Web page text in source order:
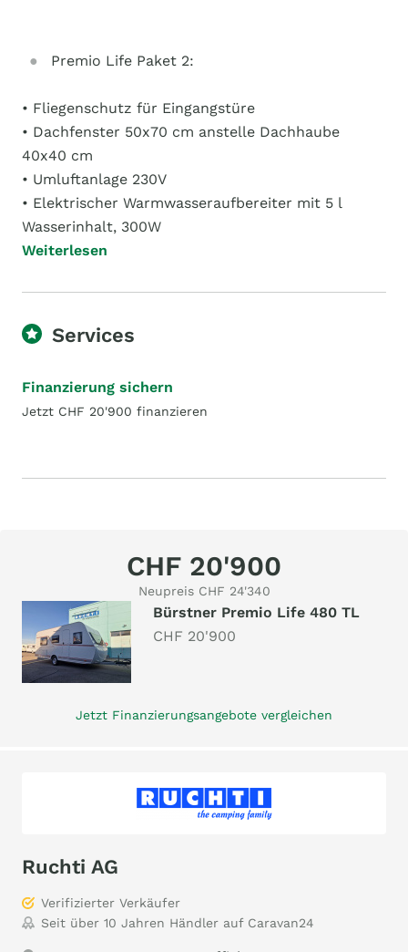
Premio Life Paket 2:
• Fliegenschutz für Eingangstüre
• Dachfenster 50x70 cm anstelle Dachhaube
40x40 cm
• Umluftanlage 230V
• Elektrischer Warmwasseraufbereiter mit 5 l
Wasserinhalt, 300W
Weiterlesen
Services
Finanzierung sichern
Jetzt CHF 20'900 finanzieren
CHF 20'900
Neupreis CHF 24'340
Bürstner Premio Life 480 TL
CHF 20'900
Jetzt Finanzierungsangebote vergleichen
Ruchti AG
Verifizierter Verkäufer
Seit über 10 Jahren Händler auf Caravan24